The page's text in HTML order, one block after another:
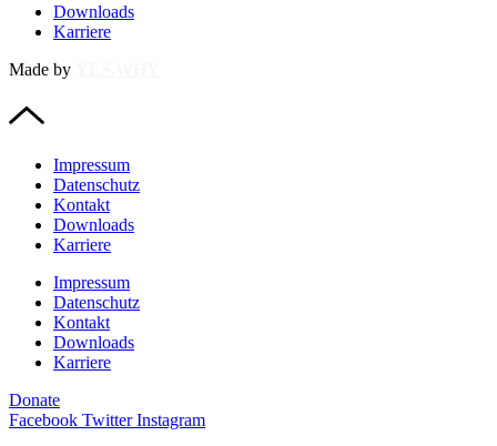
Downloads
Karriere
Made by
Impressum
Datenschutz
Kontakt
Downloads
Karriere
Impressum
Datenschutz
Kontakt
Downloads
Karriere
Donate
Facebook Twitter Instagram